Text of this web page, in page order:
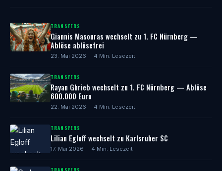
TRANSFERS
Giannis Masouras wechselt zu 1. FC Nürnberg —
Ablöse ablösefrei
23. Mai 2026 · 4 Min. Lesezeit
TRANSFERS
Rayan Ghrieb wechselt zu 1. FC Nürnberg — Ablöse
600.000 Euro
22. Mai 2026 · 4 Min. Lesezeit
TRANSFERS
Lilian Egloff wechselt zu Karlsruher SC
17. Mai 2026 · 4 Min. Lesezeit